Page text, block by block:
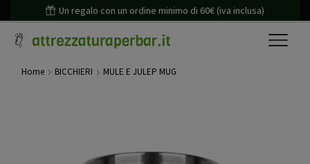
Un regalo con un ordine minimo di 60€ (iva inclusa)
Home BICCHIERI MULE E JULEP MUG